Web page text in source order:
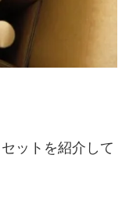
ットを紹介して